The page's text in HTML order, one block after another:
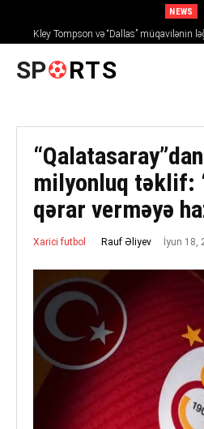
NEWS
Kley Tompson və “Dallas” müqavilənin
SP RTS
milyonluq təklif:
qərar verməyə
Xarici futbol Rauf Əliyev İyun 18,